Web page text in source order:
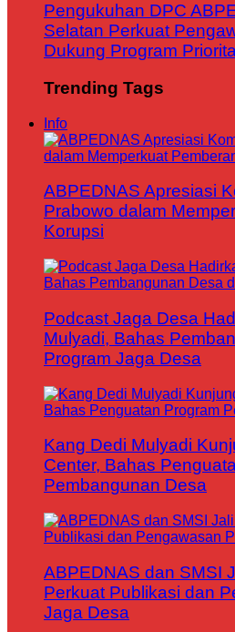
Pengukuhan DPC
Selatan Perkuat
Dukung Program
Trending Tags
Info
ABPEDNAS Apresiasi
Prabowo dalam
Korupsi
Podcast Jaga Desa
Mulyadi, Bahas
Program Jaga Desa
Kang Dedi Mulyadi
Center, Bahas
Pembangunan Desa
ABPEDNAS dan SMSI
Perkuat Publikasi dan
Jaga Desa